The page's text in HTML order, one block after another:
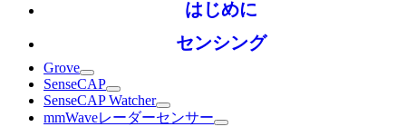
はじめに
センシング
Grove
SenseCAP
SenseCAP Watcher
mmWaveレーダーセンサー